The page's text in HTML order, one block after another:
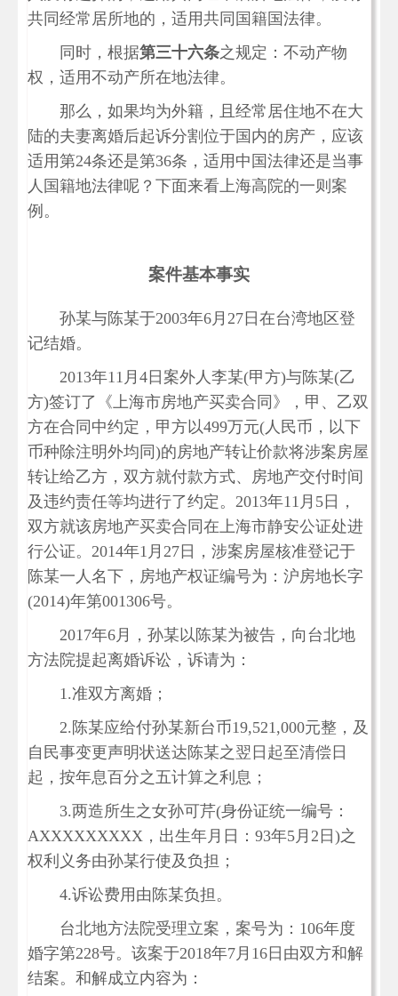
共同经常居所地的，适用共同国籍国法律。
同时，根据第三十六条之规定：不动产物
权，适用不动产所在地法律。
那么，如果均为外籍，且经常居住地不在大
陆的夫妻离婚后起诉分割位于国内的房产，应该
适用第24条还是第36条，适用中国法律还是当事
人国籍地法律呢？下面来看上海高院的一则案
例。
案件基本事实
孙某与陈某于2003年6月27日在台湾地区登
记结婚。
2013年11月4日案外人李某(甲方)与陈某(乙
方)签订了《上海市房地产买卖合同》，甲、乙双
方在合同中约定，甲方以499万元(人民币，以下
币种除注明外均同)的房地产转让价款将涉案房屋
转让给乙方，双方就付款方式、房地产交付时间
及违约责任等均进行了约定。2013年11月5日，
双方就该房地产买卖合同在上海市静安公证处进
行公证。2014年1月27日，涉案房屋核准登记于
陈某一人名下，房地产权证编号为：沪房地长字
(2014)年第001306号。
2017年6月，孙某以陈某为被告，向台北地
方法院提起离婚诉讼，诉请为：
1.准双方离婚；
2.陈某应给付孙某新台币19,521,000元整，及
自民事变更声明状送达陈某之翌日起至清偿日
起，按年息百分之五计算之利息；
3.两造所生之女孙可芹(身份证统一编号：
AXXXXXXXXX，出生年月日：93年5月2日)之
权利义务由孙某行使及负担；
4.诉讼费用由陈某负担。
台北地方法院受理立案，案号为：106年度
婚字第228号。该案于2018年7月16日由双方和解
结案。和解成立内容为：